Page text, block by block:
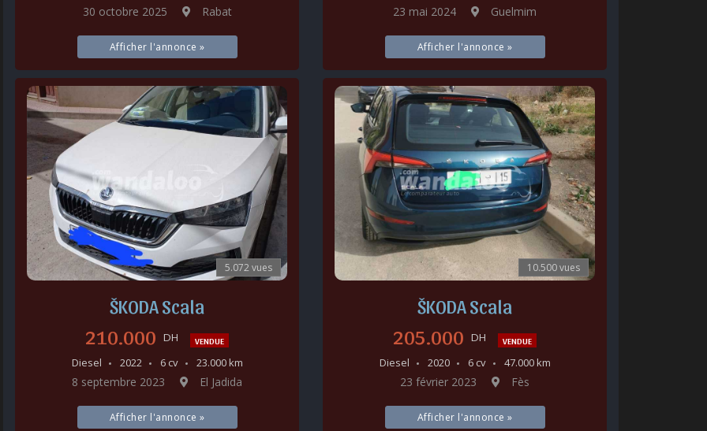
30 octobre 2025 Rabat
Afficher l'annonce »
23 mai 2024 Guelmim
Afficher l'annonce »
5.072 vues
ŠKODA Scala
210.000 DH VENDUE
Diesel 2022 6 cv 23.000 km
8 septembre 2023 El Jadida
Afficher l'annonce »
10.500 vues
ŠKODA Scala
205.000 DH VENDUE
Diesel 2020 6 cv 47.000 km
23 février 2023 Fès
Afficher l'annonce »